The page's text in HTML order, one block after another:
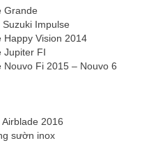
Grande
Impulse
Happy Vision 2014
Jupiter FI
Fi 2015 – Nouvo 6
2016
sườn inox